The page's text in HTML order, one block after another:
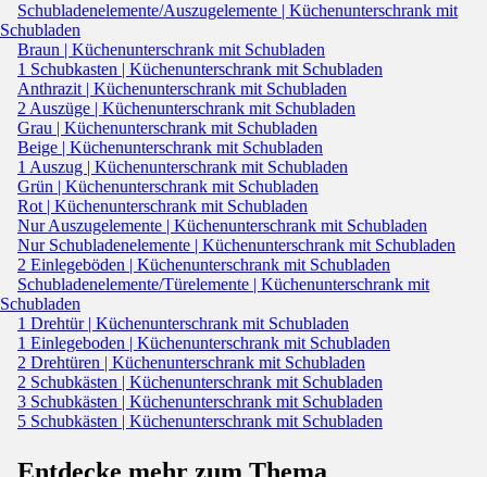
Schubladenelemente/Auszugelemente | Küchenunterschrank mit
Schubladen
Braun | Küchenunterschrank mit Schubladen
1 Schubkasten | Küchenunterschrank mit Schubladen
Anthrazit | Küchenunterschrank mit Schubladen
2 Auszüge | Küchenunterschrank mit Schubladen
Grau | Küchenunterschrank mit Schubladen
Beige | Küchenunterschrank mit Schubladen
1 Auszug | Küchenunterschrank mit Schubladen
Grün | Küchenunterschrank mit Schubladen
Rot | Küchenunterschrank mit Schubladen
Nur Auszugelemente | Küchenunterschrank mit Schubladen
Nur Schubladenelemente | Küchenunterschrank mit Schubladen
2 Einlegeböden | Küchenunterschrank mit Schubladen
Schubladenelemente/Türelemente | Küchenunterschrank mit
Schubladen
1 Drehtür | Küchenunterschrank mit Schubladen
1 Einlegeboden | Küchenunterschrank mit Schubladen
2 Drehtüren | Küchenunterschrank mit Schubladen
2 Schubkästen | Küchenunterschrank mit Schubladen
3 Schubkästen | Küchenunterschrank mit Schubladen
5 Schubkästen | Küchenunterschrank mit Schubladen